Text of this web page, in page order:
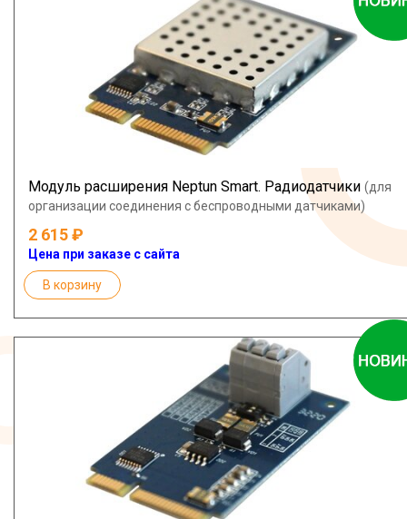
Модуль расширения Neptun Smart. Радиодатчики (для
организации соединения с беспроводными датчиками)
2 615
Цена при заказе с сайта
В корзину